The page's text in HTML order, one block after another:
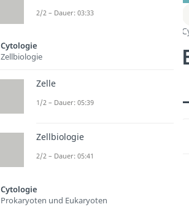
2/2 – Dauer: 03:33
Cytologie
Zellbiologie
Zelle
1/2 – Dauer: 05:39
Zellbiologie
2/2 – Dauer: 05:41
Cytologie
Prokaryoten und Eukaryoten